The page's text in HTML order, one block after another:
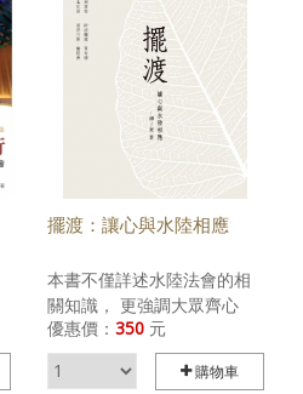
擺渡：讓心與水陸相應
本書不僅詳述水陸法會的相
關知識， 更強調大眾齊心
「參與」的重要。 透過細說
水陸的供養功德、諸壇的啓
建， 並行懺法的實踐與精
優惠價： 350元
購物車